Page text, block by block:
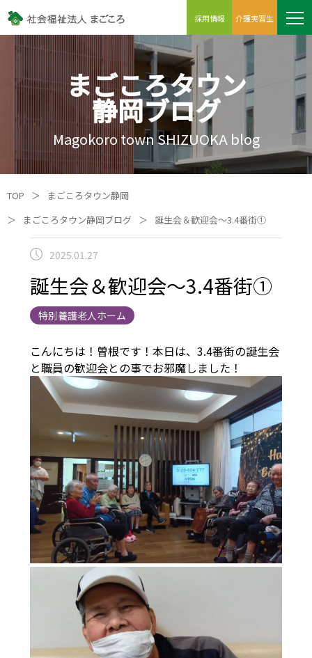
採用情報 介護実習生
まごころタウン
静岡ブログ
Magokoro town SHIZUOKA blog
TOP ＞
まごころタウン静岡
＞
まごころタウン静岡ブログ ＞ 誕生会＆歓迎会～3.4番街①
2025.01.27
誕生会＆歓迎会～3.4番街①
特別養護老人ホーム
こんにちは！曽根です！本日は、3.4番街の誕生会
と職員の歓迎会との事でお邪魔しました！